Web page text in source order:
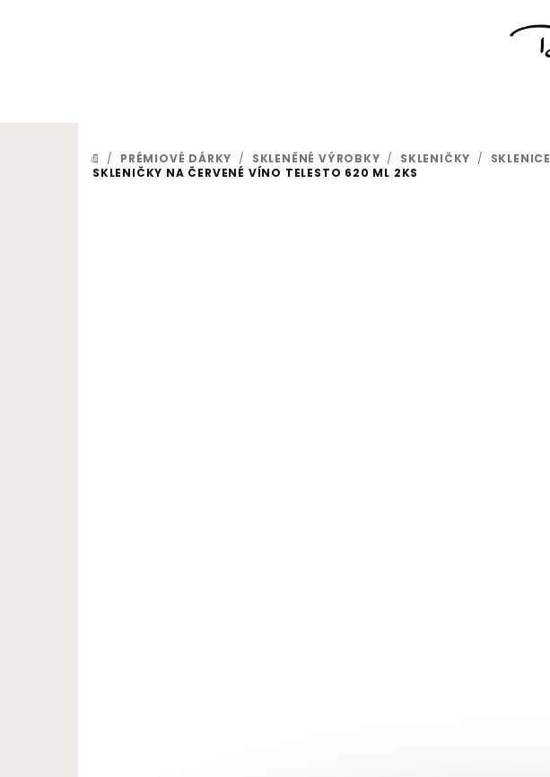
DOMŮ
/ PRÉMIOVÉ DÁRKY / SKLENĚNÉ VÝROBKY / SKLENIČKY /
SKLENIČKY NA ČERVENÉ VÍNO TELESTO 620 ML 2KS